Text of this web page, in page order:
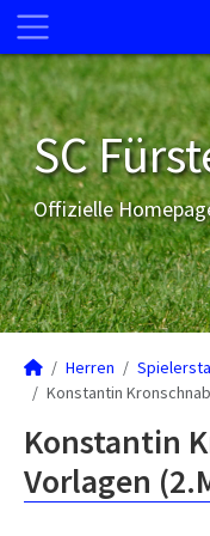
SC
Offizielle
Herren
Konstantin
Konstantin
Vorlagen